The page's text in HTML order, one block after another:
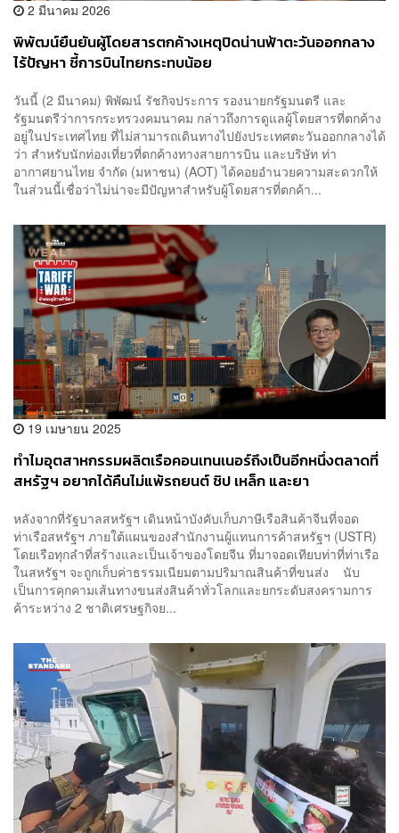
2 มีนาคม 2026
พิพัฒน์ยืนยันผู้โดยสารตกค้างเหตุปิดน่านฟ้าตะวันออกกลาง
ไร้ปัญหา ชี้การบินไทยกระทบน้อย
วันนี้ (2 มีนาคม) พิพัฒน์ รัชกิจประการ รองนายกรัฐมนตรี และ
รัฐมนตรีว่าการกระทรวงคมนาคม กล่าวถึงการดูแลผู้โดยสารที่ตกค้าง
อยู่ในประเทศไทย ที่ไม่สามารถเดินทางไปยังประเทศตะวันออกกลางได้
ว่า สำหรับนักท่องเที่ยวที่ตกค้างทางสายการบิน และบริษัท ท่า
อากาศยานไทย จำกัด (มหาชน) (AOT) ได้คอยอำนวยความสะดวกให้
ในส่วนนี้เชื่อว่าไม่น่าจะมีปัญหาสำหรับผู้โดยสารที่ตกค้า...
19 เมษายน 2025
ทำไมอุตสาหกรรมผลิตเรือคอนเทนเนอร์ถึงเป็นอีกหนึ่งตลาดที่
สหรัฐฯ อยากได้คืนไม่แพ้รถยนต์ ชิป เหล็ก และยา
หลังจากที่รัฐบาลสหรัฐฯ เดินหน้าบังคับเก็บภาษีเรือสินค้าจีนที่จอด
ท่าเรือสหรัฐฯ ภายใต้แผนของสำนักงานผู้แทนการค้าสหรัฐฯ (USTR)
โดยเรือทุกลำที่สร้างและเป็นเจ้าของโดยจีน ที่มาจอดเทียบท่าที่ท่าเรือ
ในสหรัฐฯ จะถูกเก็บค่าธรรมเนียมตามปริมาณสินค้าที่ขนส่ง นับ
เป็นการคุกคามเส้นทางขนส่งสินค้าทั่วโลกและยกระดับสงครามการ
ค้าระหว่าง 2 ชาติเศรษฐกิจย...